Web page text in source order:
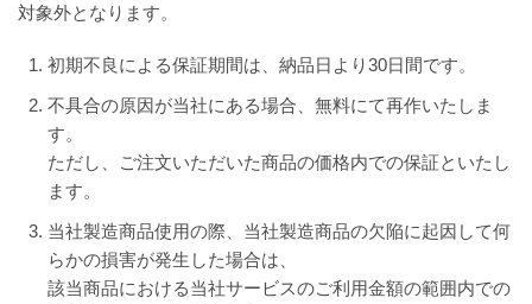
対象外となります。
初期不良による保証期間は、納品日より30日間です。
不具合の原因が当社にある場合、無料にて再作いたしま
す。
ただし、ご注文いただいた商品の価格内での保証といたし
ます。
当社製造商品使用の際、当社製造商品の欠陥に起因して何
らかの損害が発生した場合は、
該当商品における当社サービスのご利用金額の範囲内での